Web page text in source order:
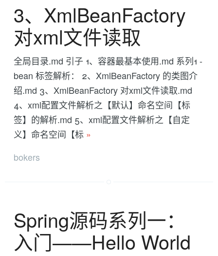
3、XmlBeanFactory
对xml文件读取
全局目录.md 引子 1、容器最基本使用.md 系列1 -
bean 标签解析： 2、XmlBeanFactory 的类图介
绍.md 3、XmlBeanFactory 对xml文件读取.md
4、xml配置文件解析之【默认】命名空间【标
签】的解析.md 5、xml配置文件解析之【自定
义】命名空间【标 »
bokers
Spring源码系列一：
入门——Hello World